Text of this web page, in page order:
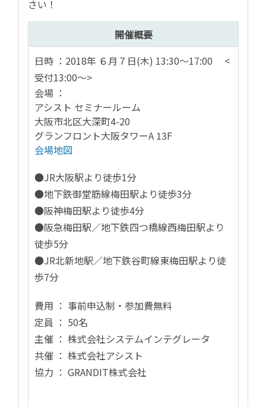
さい！
開催概要
日時 ：2018年 ６月７日(木) 13:30～17:00 <
受付13:00～>
会場 ：
アシスト セミナールーム
大阪市北区大深町4-20
グランフロント大阪タワーA 13F
会場地図
●JR大阪駅より徒歩1分
●地下鉄御堂筋線梅田駅より徒歩3分
●阪神梅田駅より徒歩4分
●阪急梅田駅／地下鉄四つ橋線西梅田駅より
徒歩5分
●JR北新地駅／地下鉄谷町線東梅田駅より徒
歩7分
費用 ： 事前申込制・参加費無料
定員 ： 50名
主催 ： 株式会社システムインテグレータ
共催 ： 株式会社アシスト
協力 ： GRANDIT株式会社